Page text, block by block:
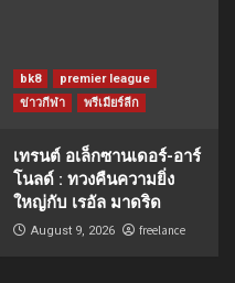
bk8
premier league
ข่าวกีฬา
พรีเมียร์ลีก
เทรนต์ อเล็กซานเดอร์-อาร์
โนลด์ : ทวงคืนความยิ่ง
ใหญ่กับ เรอัล มาดริด
August 9, 2026 freelance